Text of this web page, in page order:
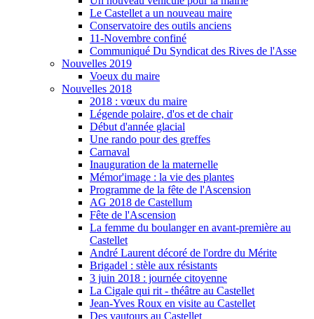
Le Castellet a un nouveau maire
Conservatoire des outils anciens
11-Novembre confiné
Communiqué Du Syndicat des Rives de l'Asse
Nouvelles 2019
Voeux du maire
Nouvelles 2018
2018 : vœux du maire
Légende polaire, d'os et de chair
Début d'année glacial
Une rando pour des greffes
Carnaval
Inauguration de la maternelle
Mémor'image : la vie des plantes
Programme de la fête de l'Ascension
AG 2018 de Castellum
Fête de l'Ascension
La femme du boulanger en avant-première au
Castellet
André Laurent décoré de l'ordre du Mérite
Brigadel : stèle aux résistants
3 juin 2018 : journée citoyenne
La Cigale qui rit - théâtre au Castellet
Jean-Yves Roux en visite au Castellet
Des vautours au Castellet